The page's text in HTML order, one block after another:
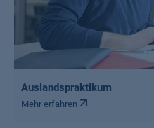
Auslandspraktikum
Mehr erfahren